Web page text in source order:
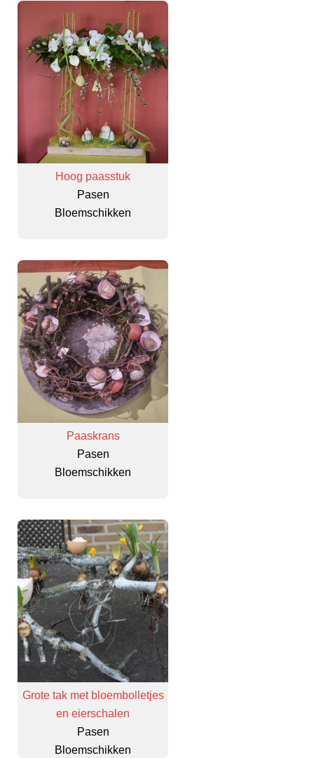
Hoog paasstuk
Pasen
Bloemschikken
Paaskrans
Pasen
Bloemschikken
Grote tak met bloembolletjes
en eierschalen
Pasen
Bloemschikken